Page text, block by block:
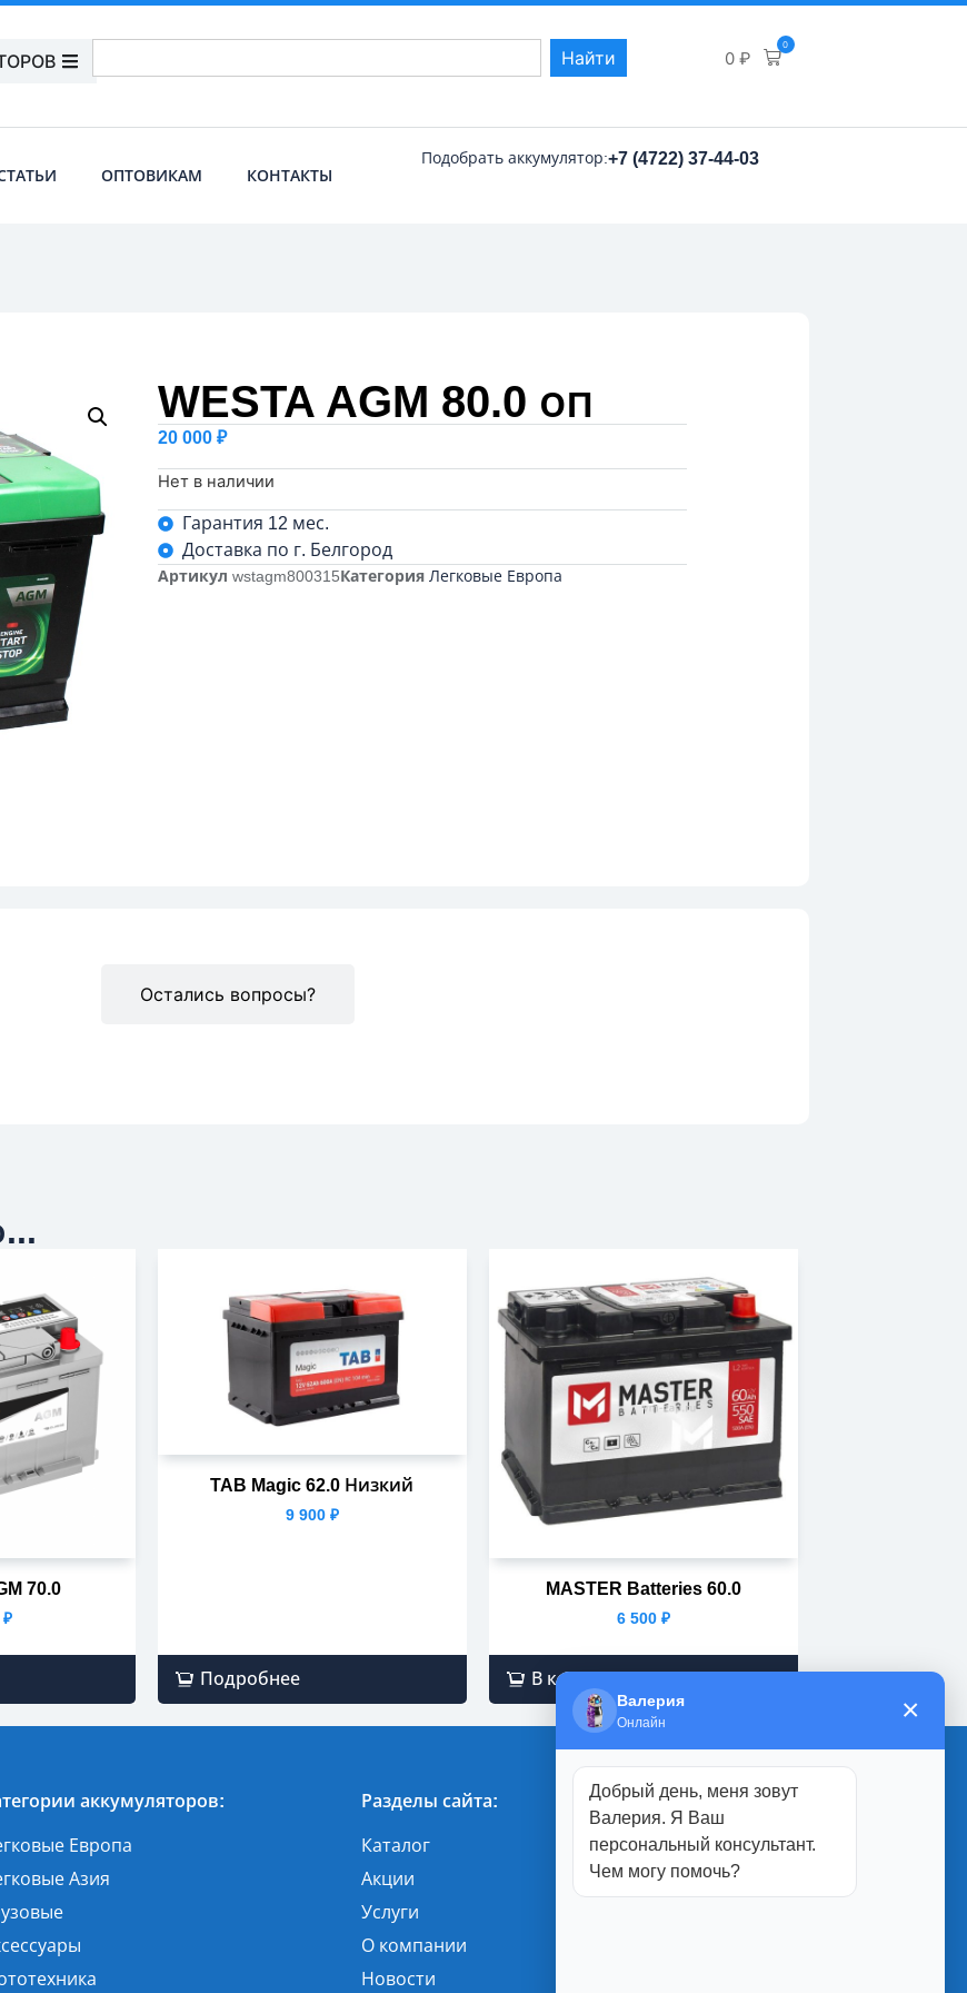
Найти 0 ₽
0
ОПТОВИКАМ КОНТАКТЫ
Подобрать аккумулятор:+7 (4722) 37-44-03
WESTA AGM 80.0 оп
20 000 ₽
Нет в наличии
Гарантия 12 мес.
Доставка по г. Белгород
Артикул wstagm800315Категория Легковые Европа
Остались вопросы?
70.0
₽
TAB Magic 62.0 Низкий
9 900 ₽
Подробнее
MASTER Batteries 60.0
6 500 ₽
В корзину
аккумуляторов:
Европа
Азия
Разделы сайта:
Каталог
Акции
Услуги
О компании
Новости
Магазины:
г. Белгород
ул. Студенческая, 1П
Валерия
Онлайн ×
Добрый день, меня зовут
Валерия. Я Ваш
персональный консультант.
Чем могу помочь?